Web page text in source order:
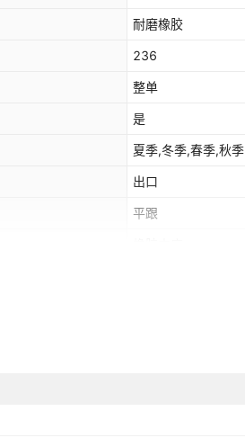
耐磨橡胶
236
整单
是
夏季,冬季,春季,秋季
出口
平跟